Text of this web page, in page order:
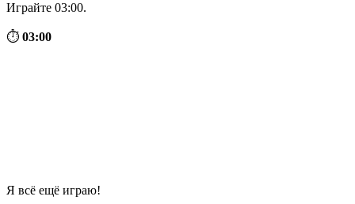
Играйте 03:00.
⏱ 03:00
Я всё ещё играю!